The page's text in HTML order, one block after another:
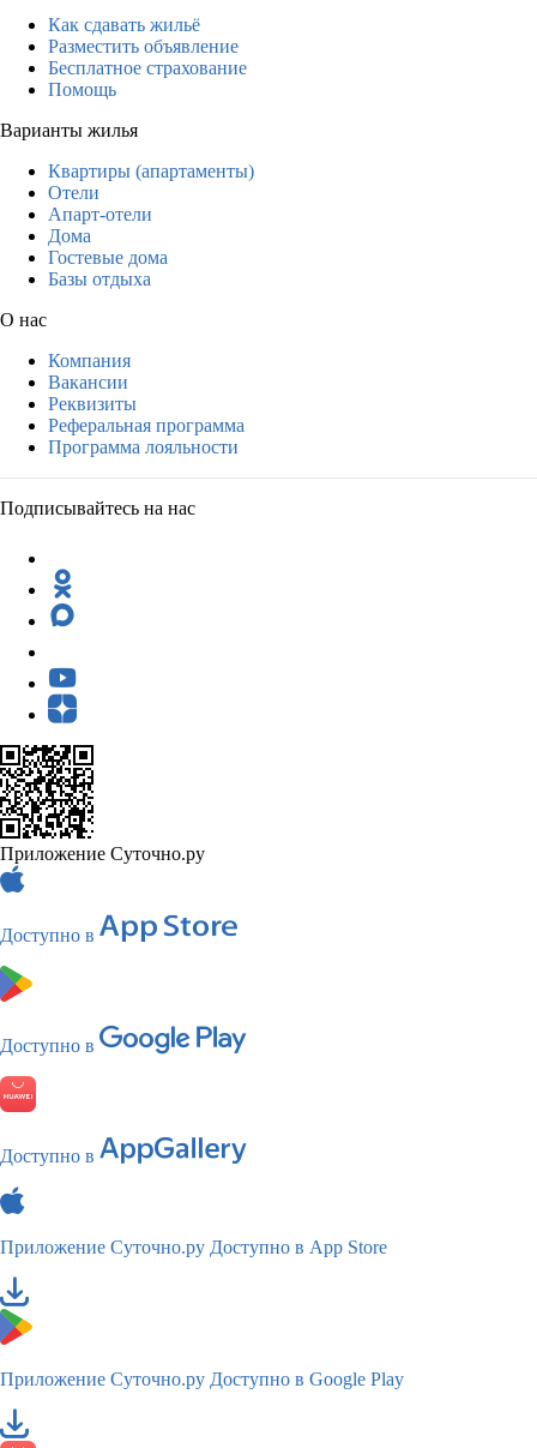
Как сдавать жильё
Разместить объявление
Бесплатное страхование
Помощь
Варианты жилья
Квартиры (апартаменты)
Отели
Апарт-отели
Дома
Гостевые дома
Базы отдыха
О нас
Компания
Вакансии
Реквизиты
Реферальная программа
Программа лояльности
Подписывайтесь на нас
Приложение Суточно.ру
Доступно в
Доступно в
Доступно в
Приложение Суточно.ру Доступно в App Store
Приложение Суточно.ру Доступно в Google Play